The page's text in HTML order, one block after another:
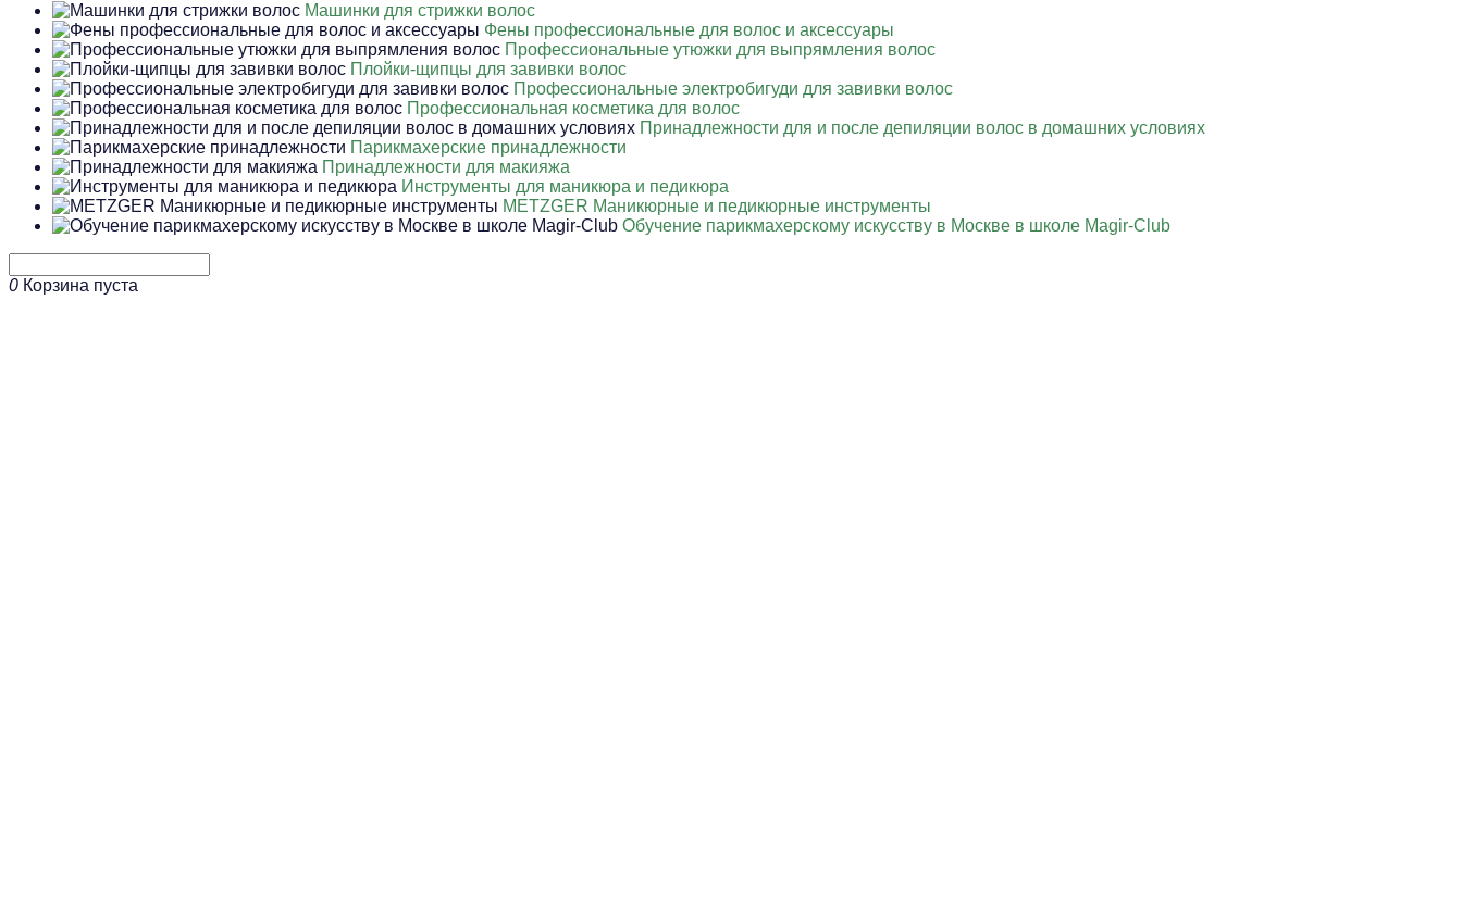
Машинки для стрижки волос
Фены профессиональные для волос и аксессуары
Профессиональные утюжки для выпрямления волос
Плойки-щипцы для завивки волос
Профессиональные электробигуди для завивки волос
Профессиональная косметика для волос
Принадлежности для и после депиляции волос в домашних условиях
Парикмахерские принадлежности
Принадлежности для макияжа
Инструменты для маникюра и педикюра
METZGER Маникюрные и педикюрные инструменты
Обучение парикмахерскому искусству в Москве в школе Magir-Club
0 Корзина пуста